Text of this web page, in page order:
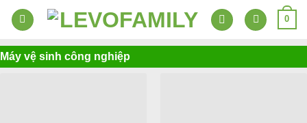
Skip
0
Máy vệ sinh công nghiệp